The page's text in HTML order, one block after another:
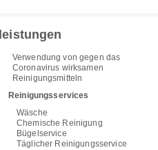
Verwendung von gegen das
Coronavirus wirksamen
Reinigungsmitteln
Reinigungsservices
Wäsche
Chemische Reinigung
Bügelservice
Täglicher Reinigungsservice